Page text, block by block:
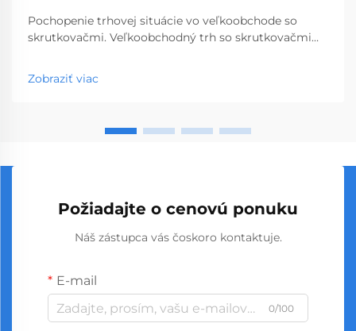
Pochopenie trhovej situácie vo veľkoobchode so
skrutkovačmi. Veľkoobchodný trh so skrutkovačmi
nástrojov, ktorý obsluhuje podniky od obchodov so
stavebninami až po stavebné spoločnosti. S
Zobraziť viac
Požiadajte o cenovú ponuku
Náš zástupca vás čoskoro kontaktuje.
E-mail
0/100